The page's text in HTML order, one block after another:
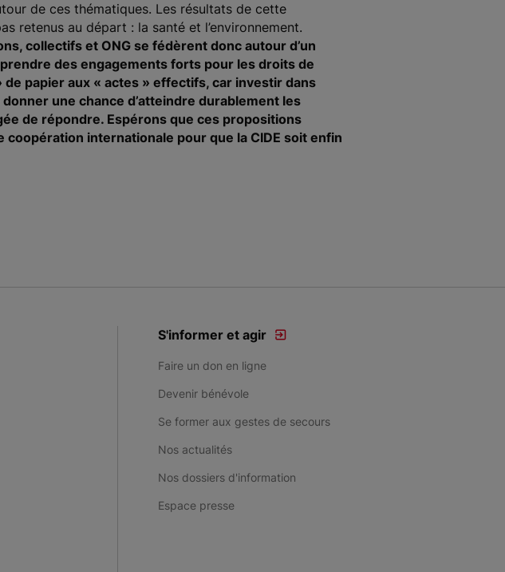
de ces thématiques. Les résultats de cette
retenus au départ : la santé et l’environnement.
collectifs et ONG se fédèrent donc autour d’un
des engagements forts pour les droits de
papier aux « actes » effectifs, car investir dans
une chance d’atteindre durablement les
de répondre. Espérons que ces propositions
internationale pour que la CIDE soit enfin
S'informer et agir
Faire un don en ligne
Devenir bénévole
Se former aux gestes de secours
Nos actualités
Nos dossiers d'information
Espace presse